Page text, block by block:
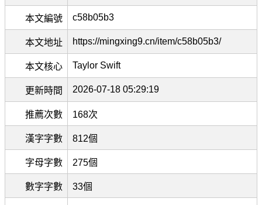
本文編號 c58b05b3
本文地址 https://mingxing9.cn/item/c58b05b3/
本文核心 Taylor Swift
更新時間 2026-07-18 05:29:19
推薦次數 168次
漢字字數 812個
字母字數 275個
數字字數 33個